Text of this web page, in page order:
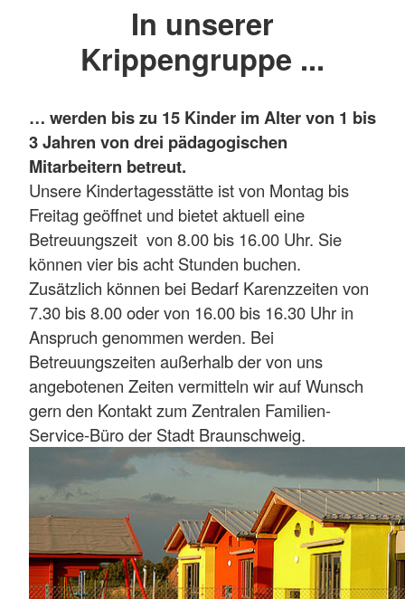
In unserer
Krippengruppe ...
… werden bis zu 15 Kinder im Alter von 1 bis
3 Jahren von drei pädagogischen
Mitarbeitern betreut.
Unsere Kindertagesstätte ist von Montag bis
Freitag geöffnet und bietet aktuell eine
Betreuungszeit von 8.00 bis 16.00 Uhr. Sie
können vier bis acht Stunden buchen.
Zusätzlich können bei Bedarf Karenzzeiten von
7.30 bis 8.00 oder von 16.00 bis 16.30 Uhr in
Anspruch genommen werden. Bei
Betreuungszeiten außerhalb der von uns
angebotenen Zeiten vermitteln wir auf Wunsch
gern den Kontakt zum Zentralen Familien-
Service-Büro der Stadt Braunschweig.